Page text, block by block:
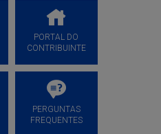
PORTAL DO
CONTRIBUINTE
PERGUNTAS
FREQUENTES